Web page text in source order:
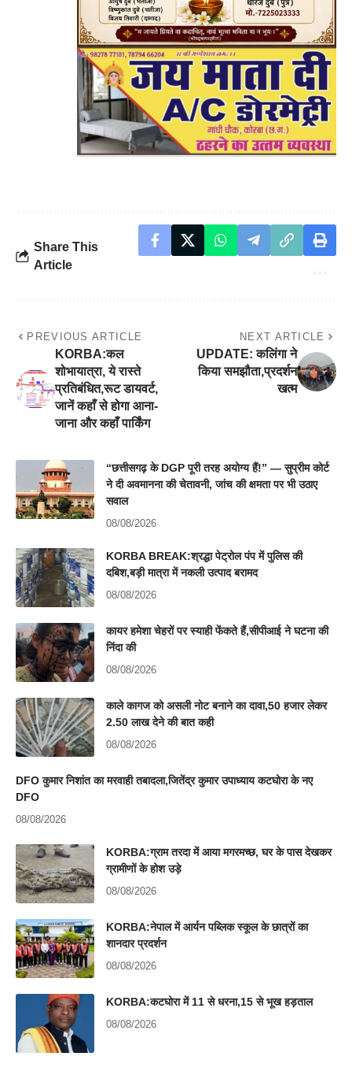
Share This
Article
PREVIOUS ARTICLE
KORBA:कल
शोभायात्रा, ये रास्ते
प्रतिबंधित,रूट डायवर्ट,
जानें कहाँ से होगा आना-
जाना और कहाँ पार्किंग
NEXT ARTICLE
UPDATE: कलिंगा ने
किया समझौता,प्रदर्शन
खत्म
“छत्तीसगढ़ के DGP पूरी तरह अयोग्य हैं!” — सुप्रीम कोर्ट
ने दी अवमानना की चेतावनी, जांच की क्षमता पर भी उठाए
सवाल
08/08/2026
KORBA BREAK:श्रद्धा पेट्रोल पंप में पुलिस की
दबिश,बड़ी मात्रा में नकली उत्पाद बरामद
08/08/2026
कायर हमेशा चेहरों पर स्याही फेंकते हैं,सीपीआई ने घटना की
निंदा की
08/08/2026
काले कागज को असली नोट बनाने का दावा,50 हजार लेकर
2.50 लाख देने की बात कही
08/08/2026
DFO कुमार निशांत का मरवाही तबादला,जितेंद्र कुमार उपाध्याय कटघोरा के नए
DFO
08/08/2026
KORBA:ग्राम तरदा में आया मगरमच्छ, घर के पास देखकर
ग्रामीणों के होश उड़े
08/08/2026
KORBA:नेपाल में आर्यन पब्लिक स्कूल के छात्रों का
शानदार प्रदर्शन
08/08/2026
KORBA:कटघोरा में 11 से धरना,15 से भूख हड़ताल
08/08/2026